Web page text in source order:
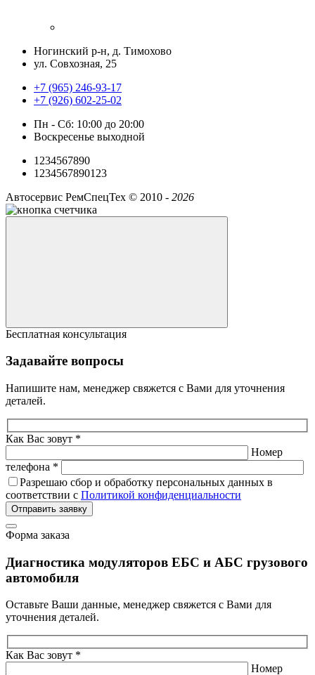
Ногинский р-н, д. Тимохово
ул. Совхозная, 25
+7 (965) 246-93-17
+7 (926) 602-25-02
Пн - Сб: 10:00 до 20:00
Воскресенье выходной
1234567890
1234567890123
Автосервис РемСпецТех © 2010 - 2026
Бесплатная консультация
Задавайте вопросы
Напишите нам, менеджер свяжется с Вами для уточнения
деталей.
Как Вас зовут *
Номер
телефона *
Разрешаю сбор и обработку персональных данных в
соответствии с Политикой конфиденциальности
Отправить заявку
Форма заказа
Диагностика модуляторов ЕБС и АБС грузового
автомобиля
Оставьте Ваши данные, менеджер свяжется с Вами для
уточнения деталей.
Как Вас зовут *
Номер